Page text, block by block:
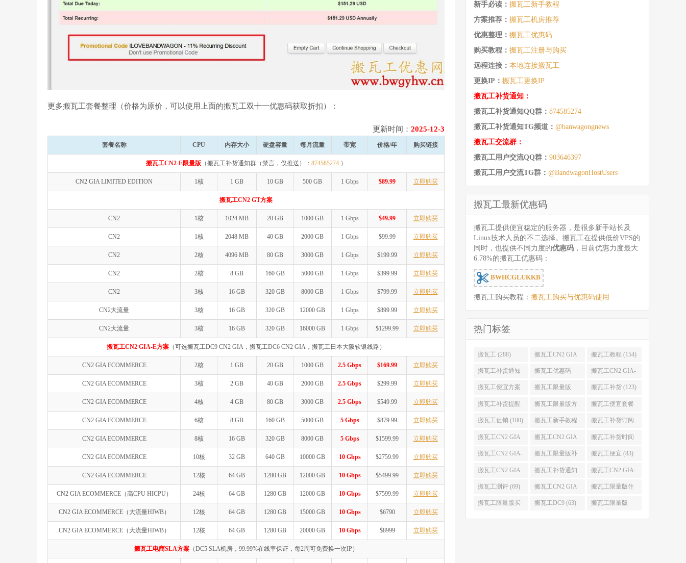
更多搬瓦工套餐整理（价格为原价，可以使用上面的搬瓦工双十一优惠码获取折扣）：
更新时间： 2025-12-3
套餐名称 CPU 内存大小 硬盘容量 每月流量 带宽 价格/年 购买链接
搬瓦工CN2-E限量版（搬瓦工补货通知群（禁言，仅推送）： 874585274 ）
CN2 GIA LIMITED EDITION 1核 1 GB 10 GB 500 GB 1 Gbps $89.99 立即购买
搬瓦工CN2 GT方案
CN2 1核 1024 MB 20 GB 1000 GB 1 Gbps $49.99 立即购买
CN2 1核 2048 MB 40 GB 2000 GB 1 Gbps $99.99 立即购买
CN2 2核 4096 MB 80 GB 3000 GB 1 Gbps $199.99 立即购买
CN2 2核 8 GB 160 GB 5000 GB 1 Gbps $399.99 立即购买
CN2 3核 16 GB 320 GB 8000 GB 1 Gbps $799.99 立即购买
CN2大流量 3核 16 GB 320 GB 12000 GB 1 Gbps $899.99 立即购买
CN2大流量 3核 16 GB 320 GB 16000 GB 1 Gbps $1299.99 立即购买
搬瓦工CN2 GIA-E方案 （可选搬瓦工DC9 CN2 GIA，搬瓦工DC6 CN2 GIA，搬瓦工日本大阪软银线路）
CN2 GIA ECOMMERCE 2核 1 GB 20 GB 1000 GB 2.5 Gbps $169.99 立即购买
CN2 GIA ECOMMERCE 3核 2 GB 40 GB 2000 GB 2.5 Gbps $299.99 立即购买
CN2 GIA ECOMMERCE 4核 4 GB 80 GB 3000 GB 2.5 Gbps $549.99 立即购买
CN2 GIA ECOMMERCE 6核 8 GB 160 GB 5000 GB 5 Gbps $879.99 立即购买
CN2 GIA ECOMMERCE 8核 16 GB 320 GB 8000 GB 5 Gbps $1599.99 立即购买
CN2 GIA ECOMMERCE 10核 32 GB 640 GB 10000 GB 10 Gbps $2759.99 立即购买
CN2 GIA ECOMMERCE 12核 64 GB 1280 GB 12000 GB 10 Gbps $5499.99 立即购买
CN2 GIA ECOMMERCE（高CPU HICPU） 24核 64 GB 1280 GB 12000 GB 10 Gbps $7599.99 立即购买
CN2 GIA ECOMMERCE（大流量HIWB） 12核 64 GB 1280 GB 15000 GB 10 Gbps $6790 立即购买
CN2 GIA ECOMMERCE（大流量HIWB） 12核 64 GB 1280 GB 20000 GB 10 Gbps $8999 立即购买
搬瓦工电商SLA方案（DC5 SLA机房，99.99%在线率保证，每2周可免费换一次IP）
新手必读： 搬瓦工新手教程
方案推荐： 搬瓦工机房推荐
优惠整理： 搬瓦工优惠码
购买教程： 搬瓦工注册与购买
远程连接： 本地连接搬瓦工
更换IP： 搬瓦工更换IP
搬瓦工补货通知：
搬瓦工补货通知QQ群： 874585274
搬瓦工补货通知TG频道： @banwagongnews
搬瓦工交流群：
搬瓦工用户交流QQ群： 903646397
搬瓦工用户交流TG群： @BandwagonHostUsers
搬瓦工最新优惠码
搬瓦工提供便宜稳定的服务器，是很多新手站长及
Linux技术人员的不二选择。搬瓦工在提供低价VPS的
同时，也提供不同力度的优惠码 ，目前优惠力度最大
6.78%的搬瓦工优惠码：
BWHCGLUKKB
搬瓦工购买教程： 搬瓦工购买与优惠码使用
热门标签
搬瓦工 (288) 搬瓦工CN2 GIA
(176)
搬瓦工教程 (154)
搬瓦工补货通知
(132)
搬瓦工优惠码
(131)
搬瓦工CN2 GIA-
E (130)
搬瓦工便宜方案
(128)
搬瓦工限量版
(126)
搬瓦工补货 (123)
搬瓦工补货提醒
(106)
搬瓦工限量版方
案 (106)
搬瓦工便宜套餐
(103)
搬瓦工促销 (100) 搬瓦工新手教程
(98)
搬瓦工补货订阅
(98)
搬瓦工CN2 GIA
便宜方案 (92)
搬瓦工CN2 GIA
限量版 (90)
搬瓦工补货时间
(89)
搬瓦工CN2 GIA-
E限量版 (84)
搬瓦工限量版补
货 (84)
搬瓦工便宜 (83)
搬瓦工CN2 GIA
优惠 (82)
搬瓦工补货通知
QQ群 (76)
搬瓦工CN2 GIA-
E便宜套餐 (76)
搬瓦工测评 (69) 搬瓦工CN2 GIA
限量版补货 (67)
搬瓦工限量版什
么时候补货 (67)
搬瓦工限量版买 搬瓦工DC9 (63) 搬瓦工限量版